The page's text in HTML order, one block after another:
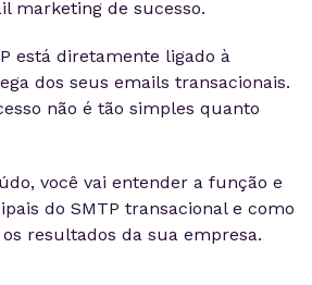
marketing de sucesso.
está diretamente ligado à
dos seus emails transacionais.
não é tão simples quanto
você vai entender a função e
do SMTP transacional e como
resultados da sua empresa.